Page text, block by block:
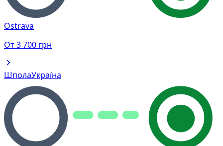
Ostrava
От3 700 грн
ШполаУкраїна